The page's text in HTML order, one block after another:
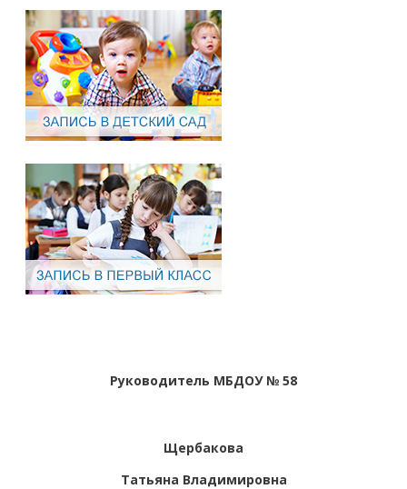
Руководитель МБДОУ № 58
Щербакова
Татьяна Владимировна